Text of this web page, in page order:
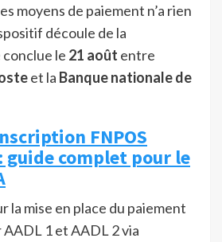
moyens de paiement n’a rien
découle de la
le 21 août entre
et la Banque nationale de
FNPOS
guide complet pour le
la mise en place du paiement
1 et AADL 2 via